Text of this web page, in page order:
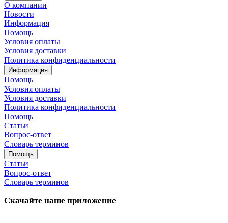
О компании
Новости
Информация
Помощь
Условия оплаты
Условия доставки
Политика конфиденциальности
Информация
Помощь
Условия оплаты
Условия доставки
Политика конфиденциальности
Помощь
Статьи
Вопрос-ответ
Словарь терминов
Помощь
Статьи
Вопрос-ответ
Словарь терминов
Скачайте наше приложение